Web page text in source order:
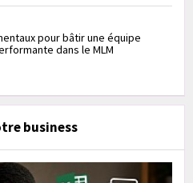
pour bâtir une équipe
dans le MLM
business